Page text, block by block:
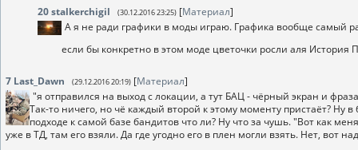
20stalkerchigil (30.12.2016 23:25) [Материал]
А я не ради графики в моды играю. Графика вообще самый
если бы конкретно в этом моде цветочки росли аля
7 Last_Dawn (29.12.2016 20:19) [Материал]
"я отправился на выход с локации, а тут БАЦ - чёрный экран и
Так-то ничего, но чё каждый второй к этому моменту пристаёт? Ну
подходе к самой базе бандитов что ли? Ну что за чушь. "Вот как
уже в ТД, там его взяли. Да где угодно его в плен могли взять. Нет, вот